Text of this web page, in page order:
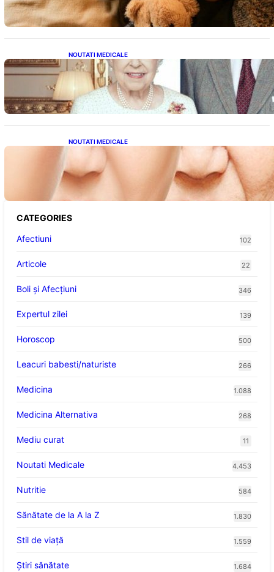
Sănătății
NOUTATI MEDICALE
Longevitatea în Rândul Celebrităților: Lecții
din Viața Prințului Philip și a Altora care Au
Fost Pe Punctul de a Împlini 100 de Ani
NOUTATI MEDICALE
Evoluția Personalității după 70 de Ani: Ce
Revelații Ne Oferă Studiile Psihologice
CATEGORIES
Afectiuni
102
Articole 22
Boli și Afecțiuni 346
Expertul zilei 139
Horoscop 500
Leacuri babesti/naturiste 266
Medicina 1.088
Medicina Alternativa 268
Mediu curat 11
Noutati Medicale 4.453
Nutritie 584
Sănătate de la A la Z 1.830
Stil de viaţă 1.559
Ştiri sănătate 1.684